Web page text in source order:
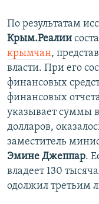
По результатам
Крым.Реалии
крымчан,
власти. При его
финансовых
финансовых
указывает суммы
долларов,
заместитель
Эмине Джеппар.
владеет 130
одолжил третьим